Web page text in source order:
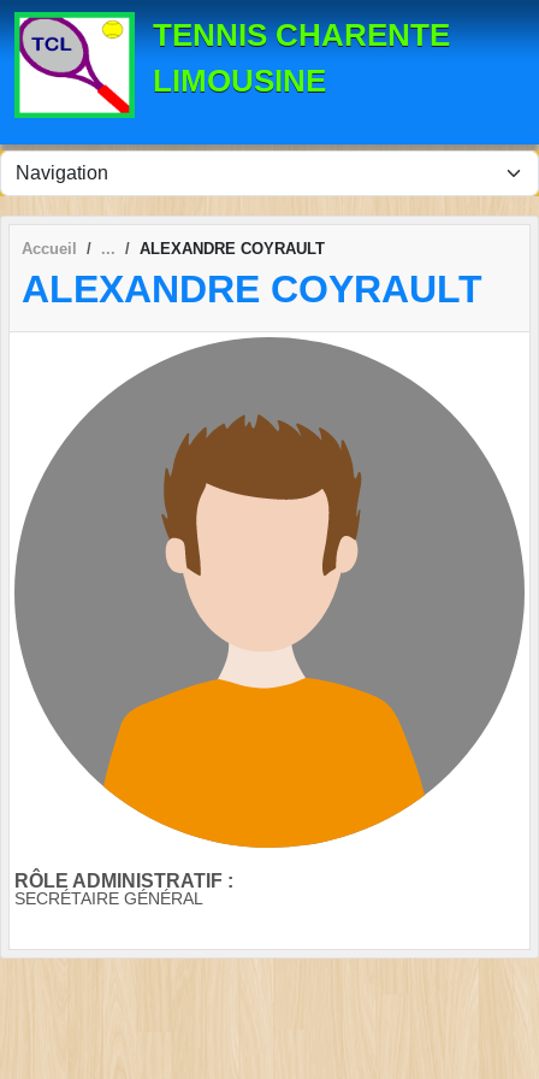
TENNIS CHARENTE
LIMOUSINE
Accueil ALEXANDRE COYRAULT
ALEXANDRE COYRAULT
RÔLE ADMINISTRATIF :
SECRÉTAIRE GÉNÉRAL
Panneau de gestion des cookies